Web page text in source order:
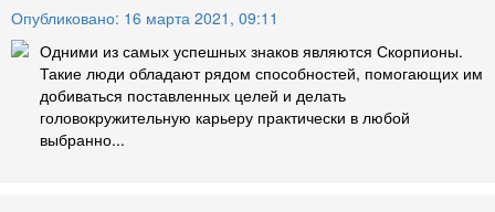
Опубликовано: 16 марта 2021, 09:11
Одними из самых успешных знаков являются Скорпионы.
Такие люди обладают рядом способностей, помогающих им
добиваться поставленных целей и делать
головокружительную карьеру практически в любой
выбранно...